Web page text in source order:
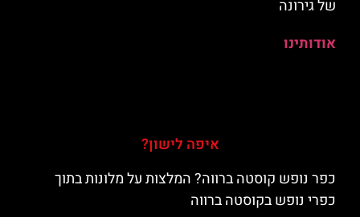
של גירונה
אודותינו
איפה לישון?
כפר נופש קוסטה ברווה? המלצות על מלונות בתוך
כפרי נופש בקוסטה ברווה